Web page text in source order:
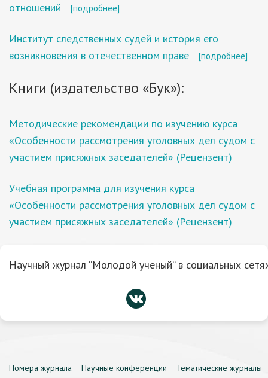
отношений
[подробнее]
Институт следственных судей и история его
возникновения в отечественном праве
[подробнее]
Книги (издательство «Бук»):
Методические рекомендации по изучению курса
«Особенности рассмотрения уголовных дел судом с
участием присяжных заседателей» (Рецензент)
Учебная программа для изучения курса
«Особенности рассмотрения уголовных дел судом с
участием присяжных заседателей» (Рецензент)
Научный журнал “Молодой ученый” в социальных
Номера журнала Научные конференции
Тематические журналы